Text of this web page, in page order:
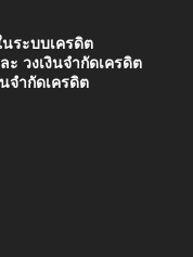
ระบบเครดิต
วงเงินจํากัดเครดิต
จำกัดเครดิต